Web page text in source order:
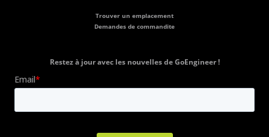
Trouver un emplacement
Demandes de commandite
Restez à jour avec les nouvelles de GoEngineer !